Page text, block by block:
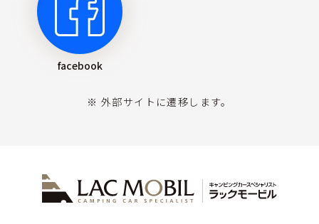
facebook
※ 外部サイトに遷移します。